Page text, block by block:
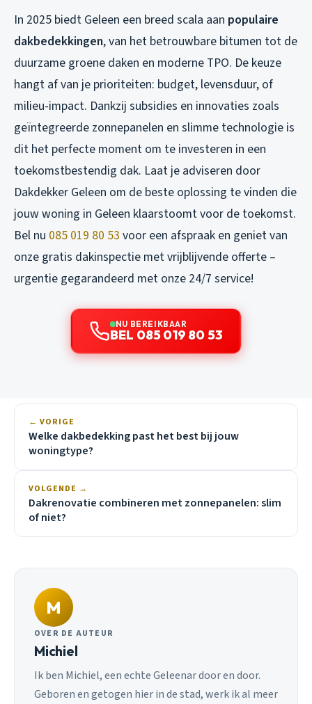
In 2025 biedt Geleen een breed scala aan populaire
dakbedekkingen, van het betrouwbare bitumen tot de
duurzame groene daken en moderne TPO. De keuze
hangt af van je prioriteiten: budget, levensduur, of
milieu-impact. Dankzij subsidies en innovaties zoals
geïntegreerde zonnepanelen en slimme technologie is
dit het perfecte moment om te investeren in een
toekomstbestendig dak. Laat je adviseren door
Dakdekker Geleen om de beste oplossing te vinden die
jouw woning in Geleen klaarstoomt voor de toekomst.
Bel nu 085 019 80 53 voor een afspraak en geniet van
onze gratis dakinspectie met vrijblijvende offerte –
urgentie gegarandeerd met onze 24/7 service!
NU BEREIKBAAR
BEL 085 019 80 53
← VORIGE
Welke dakbedekking past het best bij jouw
woningtype?
VOLGENDE →
Dakrenovatie combineren met zonnepanelen: slim
of niet?
M
OVER DE AUTEUR
Michiel
Ik ben Michiel, een echte Geleenar door en door.
Geboren en getogen hier in de stad, werk ik al meer